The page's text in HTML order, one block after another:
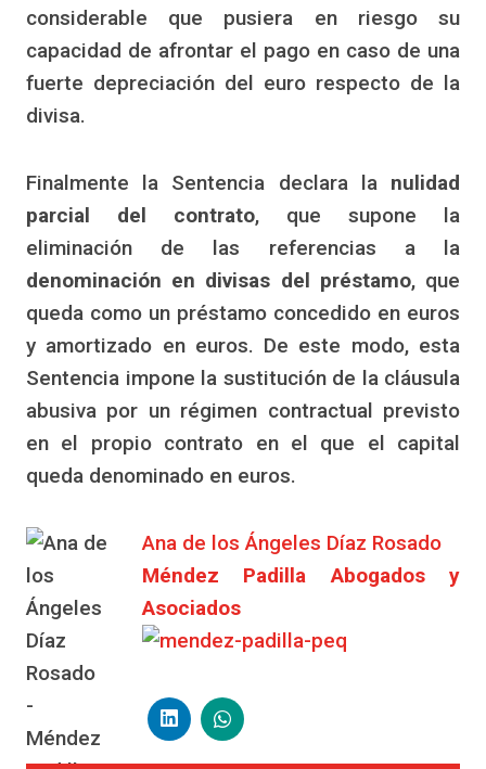
considerable que pusiera en riesgo su
capacidad de afrontar el pago en caso de una
fuerte depreciación del euro respecto de la
divisa.
Finalmente la Sentencia declara lanulidad
parcial del contrato, que supone la
eliminación de las referencias a la
denominación en divisas del préstamo, que
queda como un préstamo concedido en euros
y amortizado en euros. De este modo, esta
Sentencia impone la sustitución de la cláusula
abusiva por un régimen contractual previsto
en el propio contrato en el que el capital
queda denominado en euros.
Ana de los Ángeles Díaz Rosado
Méndez Padilla Abogados y
Asociados